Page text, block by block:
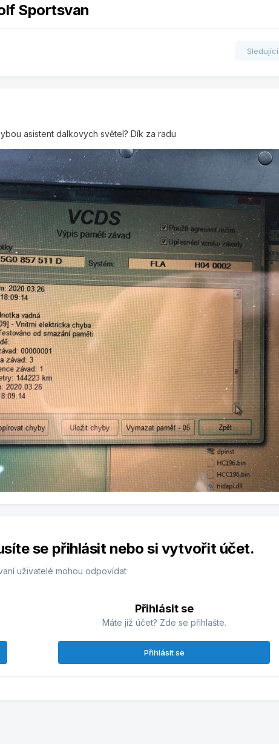
Sportsvan
Sledující
asistent dalkovych světel? Dík za radu
se přihlásit nebo si vytvořit účet.
uživatelé mohou odpovídat
Přihlásit se
Máte již účet? Zde se přihlašte.
Přihlásit se